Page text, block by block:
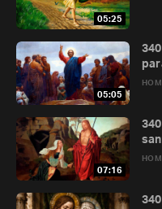
05:25
05:05
07:16